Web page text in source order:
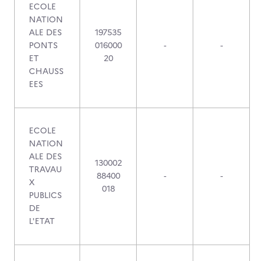
ECOLE
NATION
ALE DES
PONTS
ET
CHAUSS
EES
197535
016000
20
- -
ECOLE
NATION
ALE DES
TRAVAU
X
PUBLICS
DE
L'ETAT
130002
88400
018
- -